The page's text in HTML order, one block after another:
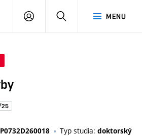
MENU
PŘIHLÁSIT
25
P0732D260018 Typ studia: doktorský